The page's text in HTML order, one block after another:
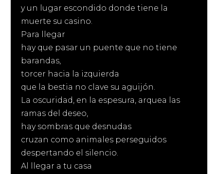
y un lugar escondido donde tiene la
muerte su casino.
Para llegar
hay que pasar un puente que no tiene
barandas,
torcer hacia la izquierda
que la bestia no clave su aguijón.
La oscuridad, en la espesura, arquea las
ramas del deseo,
hay sombras que desnudas
cruzan como animales perseguidos
despertando el silencio.
Al llegar a tu casa